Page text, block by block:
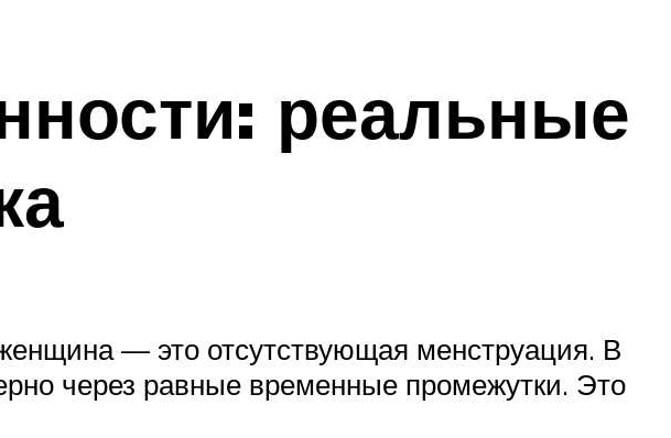
реальные
— это отсутствующая менструация. В
через равные временные промежутки. Это